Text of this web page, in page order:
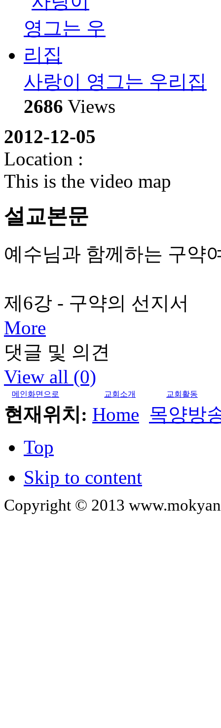
사랑이 영그는 우리집
2686 Views
2012-12-05
Location :
This is the video map
설교본문
예수님과 함께하는 구약
제6강 - 구약의 선지서
More
댓글 및 의견
View all (0)
메인화면으로 교회소개 교회활동
현재위치: Home 목양방
Top
Skip to content
Copyright © 2013